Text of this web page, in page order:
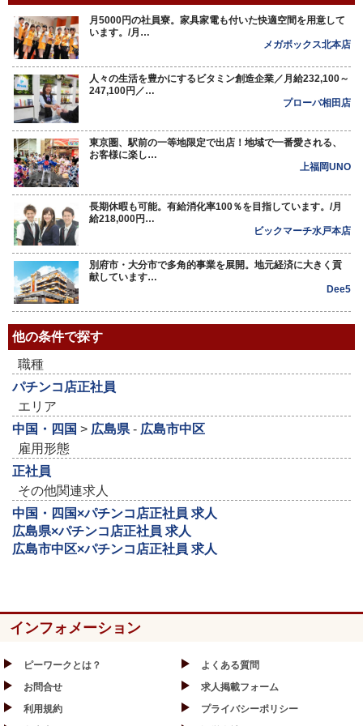
月5000円の社員寮。家具家電も付いた快適空間を用意して
います。/月…
メガボックス北本店
人々の生活を豊かにするビタミン創造企業／月給232,100～
247,100円／…
プローバ相田店
東京圏、駅前の一等地限定で出店！地域で一番愛される、
お客様に楽し…
上福岡UNO
長期休暇も可能。有給消化率100％を目指しています。/月
給218,000円…
ビックマーチ水戸本店
別府市・大分市で多角的事業を展開。地元経済に大きく貢
献しています…
Dee5
他の条件で探す
職種
パチンコ店正社員
エリア
中国・四国 > 広島県- 広島市中区
雇用形態
正社員
その他関連求人
中国・四国×パチンコ店正社員 求人
広島県×パチンコ店正社員 求人
広島市中区×パチンコ店正社員 求人
インフォメーション
ピーワークとは？
よくある質問
お問合せ
求人掲載フォーム
利用規約
プライバシーポリシー